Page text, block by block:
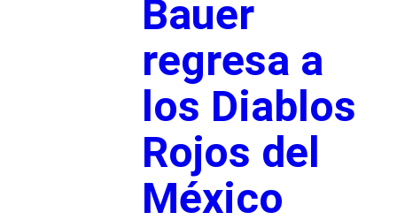
Bauer
regresa a
los Diablos
Rojos del
México